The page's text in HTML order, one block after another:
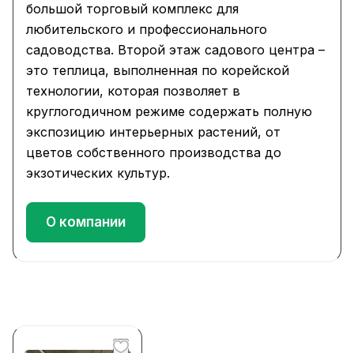
большой торговый комплекс для
любительского и профессионального
садоводства. Второй этаж садового центра –
это теплица, выполненная по корейской
технологии, которая позволяет в
круглогодичном режиме содержать полную
экспозицию интерьерных растений, от
цветов собственного производства до
экзотических культур.
О компании